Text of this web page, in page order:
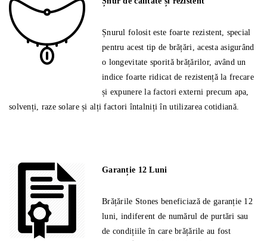
Șnurul folosit este foarte rezistent, special
pentru acest tip de brățări, acesta asigurând
o longevitate sporită brățărilor, având un
indice foarte ridicat de rezistență la frecare
și expunere la factori externi precum apa,
solvenți, raze solare și alți factori întalniți în utilizarea cotidiană.
Garanție 12 Luni
Brățările Stones beneficiază de garanție 12
luni, indiferent de numărul de purtări sau
de condițiile în care brățările au fost